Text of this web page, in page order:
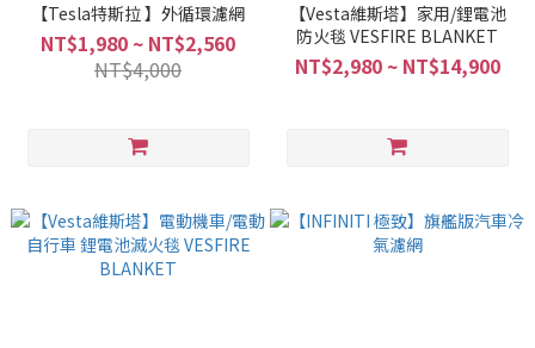
【Tesla特斯拉 】外循環濾網
NT$1,980 ~ NT$2,560
NT$4,000
【Vesta維斯塔】家用/鋰電池
防火毯 VESFIRE BLANKET
NT$2,980 ~ NT$14,900